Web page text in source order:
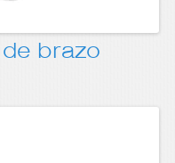
brazo